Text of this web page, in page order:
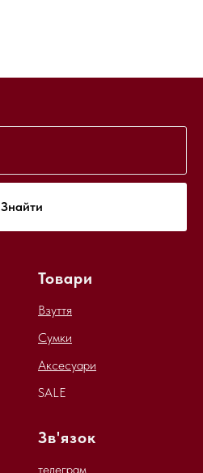
Знайти
Товари
Взуття
Сумки
Аксесуари
SALE
Зв'язок
телеграм